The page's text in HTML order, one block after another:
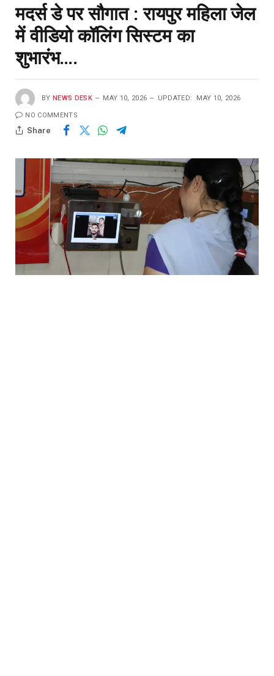
मदर्स डे पर सौगात : रायपुर महिला जेल
में वीडियो कॉलिंग सिस्टम का
शुभारंभ….
BY NEWS DESK MAY 10, 2026 UPDATED: MAY 10, 2026
NO COMMENTS
Share